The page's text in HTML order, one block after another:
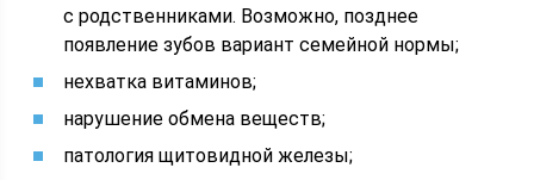
с родственниками. Возможно, позднее
появление зубов вариант семейной нормы;
нехватка витаминов;
нарушение обмена веществ;
патология щитовидной железы;